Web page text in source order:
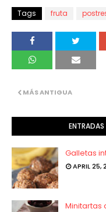
Tags fruta
MÁS ANTIGUA
ENTRADAS
Galletas
APRIL 25,
Minitartas